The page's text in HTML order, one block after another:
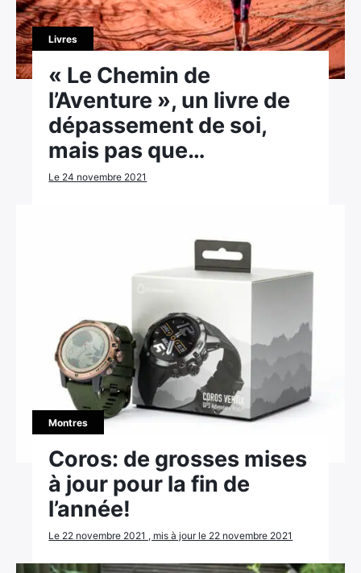
Livres
« Le Chemin de
l’Aventure », un livre de
dépassement de soi,
mais pas que…
Le 24 novembre 2021
Montres
Coros: de grosses mises
à jour pour la fin de
l’année!
Le 22 novembre 2021 , mis à jour le 22 novembre 2021